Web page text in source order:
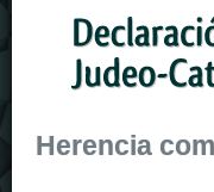
Herencia